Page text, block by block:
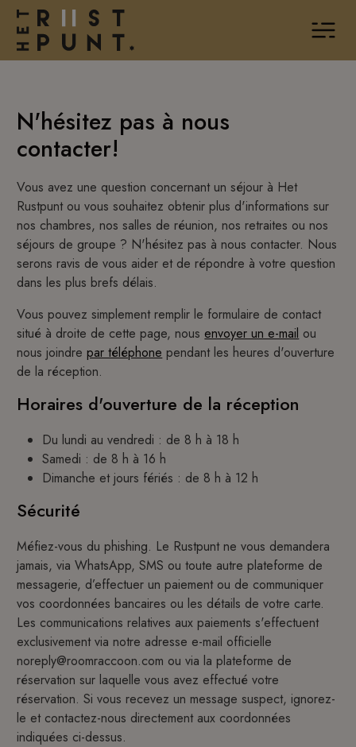
Aller directement au contenu
N'hésitez pas à nous
contacter!
Vous avez une question concernant un séjour à Het
Rustpunt ou vous souhaitez obtenir plus d'informations sur
nos chambres, nos salles de réunion, nos retraites ou nos
séjours de groupe ? N'hésitez pas à nous contacter. Nous
serons ravis de vous aider et de répondre à votre question
dans les plus brefs délais.
Vous pouvez simplement remplir le formulaire de contact
situé à droite de cette page, nous envoyer un e-mail ou
nous joindrepar téléphone pendant les heures d'ouverture
de la réception.
Horaires d'ouverture de la réception
Du lundi au vendredi : de 8 h à 18 h
Samedi : de 8 h à 16 h
Dimanche et jours fériés : de 8 h à 12 h
Sécurité
Méfiez-vous du phishing. Le Rustpunt ne vous demandera
jamais, via WhatsApp, SMS ou toute autre plateforme de
messagerie, d’effectuer un paiement ou de communiquer
vos coordonnées bancaires ou les détails de votre carte.
Les communications relatives aux paiements s'effectuent
exclusivement via notre adresse e-mail officielle
noreply@roomraccoon.com ou via la plateforme de
réservation sur laquelle vous avez effectué votre
réservation. Si vous recevez un message suspect, ignorez-
le et contactez-nous directement aux coordonnées
indiquées ci-dessus.